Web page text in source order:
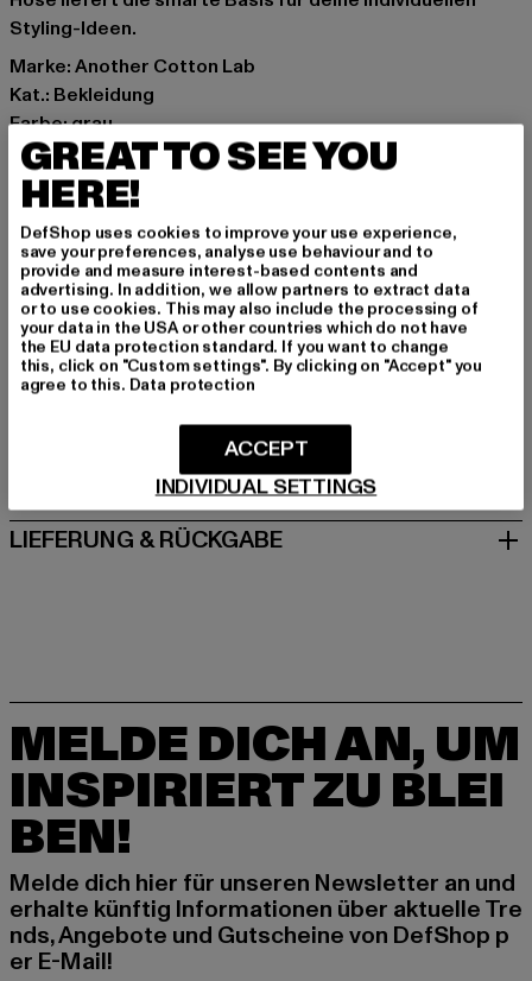
Styling-Ideen.
Marke: Another Cotton Lab
Kat.: Bekleidung
Farbe: grau
Hersteller Farbe: dark grey stripes
Materialzusammensetzung: 52% Baumwolle, 48%
Polyester
Art.Nr: PD00010468-22628
Hersteller: Urban Styles Agency GmbH & Co. KG |
agentur@urbanstylesagency.com
Schanzenstraße 41 | 51063 Köln | DE
GRÖSSE & PASSFORM
PFLEGEHINWEISE
LIEFERUNG & RÜCKGABE
MELDE DICH AN, UM
INSPIRIERT ZU BLEI
BEN!
Melde dich hier für unseren Newsletter an und
erhalte künftig Informationen über aktuelle Tre
nds, Angebote und Gutscheine von DefShop p
er E-Mail!
GREAT TO SEE YOU
HERE!
DefShop uses cookies to improve your use experience,
save your preferences, analyse use behaviour and to
provide and measure interest-based contents and
advertising. In addition, we allow partners to extract data
or to use cookies. This may also include the processing of
your data in the USA or other countries which do not have
the EU data protection standard. If you want to change
this, click on "Custom settings". By clicking on "Accept" you
agree to this. Data protection
INDIVIDUAL SETTINGS
ACCEPT